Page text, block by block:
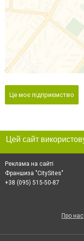
Це моє підприємство
Реклама на сайті
Франшиза "CitySites"
+38 (095) 515-50-87
Про нас